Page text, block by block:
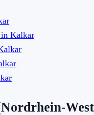
in Kalkar